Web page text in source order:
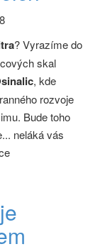
? Vyrazíme do
skal
, kde
rozvoje
Bude toho
neláká vás